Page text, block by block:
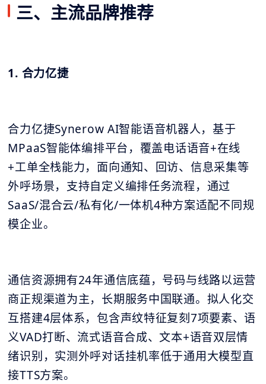
三、主流品牌推荐
1. 合力亿捷
合力亿捷Synerow AI智能语音机器人，基于
MPaaS智能体编排平台，覆盖电话语音+在线
+工单全栈能力，面向通知、回访、信息采集等
外呼场景，支持自定义编排任务流程，通过
SaaS/混合云/私有化/一体机4种方案适配不同规
模企业。
通信资源拥有24年通信底蕴，号码与线路以运营
商正规渠道为主，长期服务中国联通。拟人化交
互搭建4层体系，包含声纹特征复刻7项要素、语
义VAD打断、流式语音合成、文本+语音双层情
绪识别，实测外呼对话挂机率低于通用大模型直
接TTS方案。